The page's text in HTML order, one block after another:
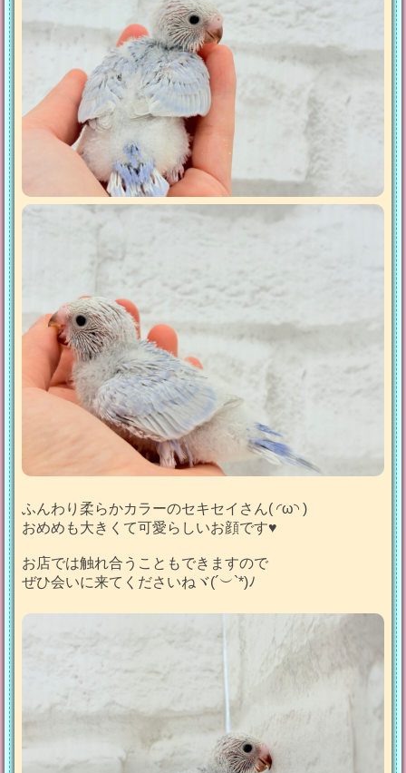
ふんわり柔らかカラーのセキセイさん( ◜ω◝ )
おめめも大きくて可愛らしいお顔です♥
お店では触れ合うこともできますので
ぜひ会いに来てくださいねヾ(´︶`*)ﾉ